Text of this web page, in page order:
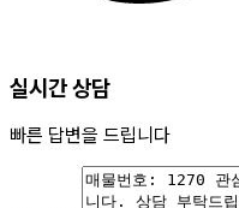
실시간 상담
빠른 답변을 드립니다